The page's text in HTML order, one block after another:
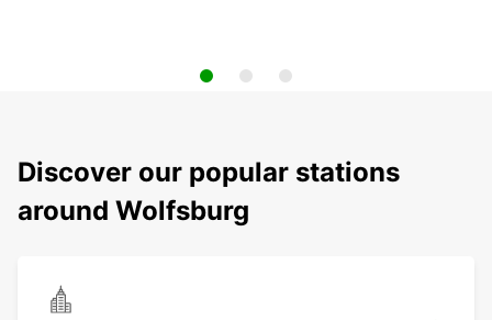
Discover our popular stations
around Wolfsburg